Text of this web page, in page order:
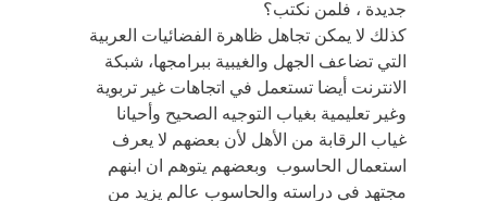
جديدة ، فلمن نكتب؟
كذلك لا يمكن تجاهل ظاهرة الفضائيات العربية
التي تضاعف الجهل والغيبية ببرامجها، شبكة
الانترنت أيضا تستعمل في اتجاهات غير تربوية
وغير تعليمية بغياب التوجيه الصحيح وأحيانا
غياب الرقابة من الأهل لأن بعضهم لا يعرف
استعمال الحاسوب وبعضهم يتوهم ان ابنهم
مجتهد في دراسته والحاسوب عالم يزيد من